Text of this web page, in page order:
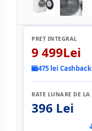
PREȚ INTEGRAL
9 499Lei
475 lei Cashback
RATE LUNARE DE LA
396 Lei